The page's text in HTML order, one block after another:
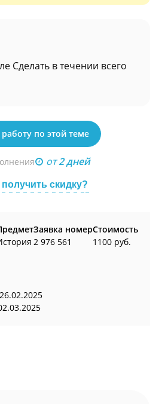
Сделать в течении всего
работу по этой теме
от2 дней
скидку?
Заявка номер
2 976 561
Стоимость
1100 руб.